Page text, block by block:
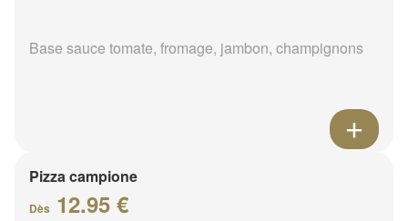
Base sauce tomate, fromage, jambon, champignons
Pizza campione
Dès 12.95 €